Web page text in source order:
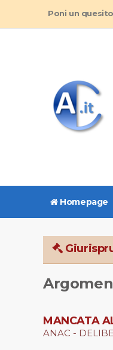
Poni un quesito
Homepage
MANCATA
ANAC -